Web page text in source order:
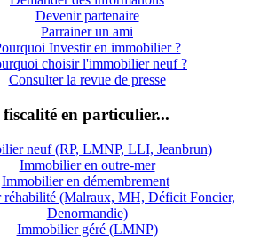
Devenir partenaire
Parrainer un ami
Investir en immobilier ?
choisir l'immobilier neuf ?
Consulter la revue de presse
fiscalité en particulier...
neuf (RP, LMNP, LLI, Jeanbrun)
Immobilier en outre-mer
Immobilier en démembrement
réhabilité (Malraux, MH, Déficit Foncier,
Denormandie)
Immobilier géré (LMNP)